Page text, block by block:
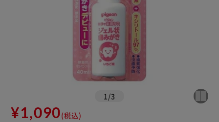
1 /3
¥1,090(税込)